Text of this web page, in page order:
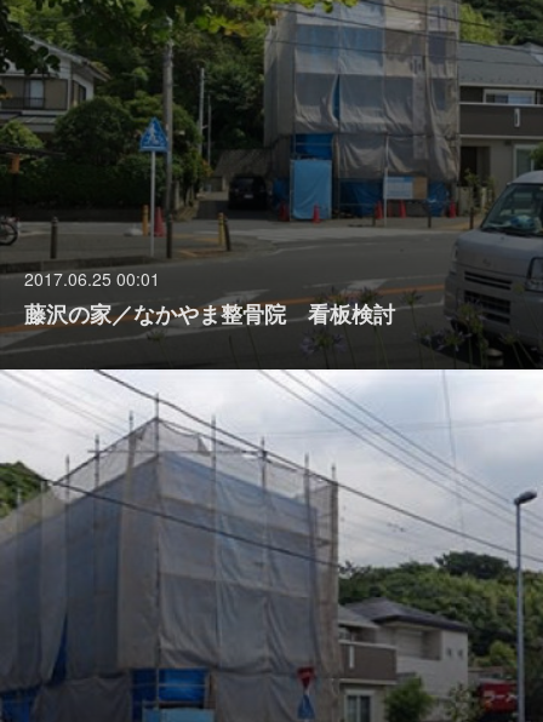
2017.06.25 00:01
藤沢の家／なかやま整骨院 看板検討